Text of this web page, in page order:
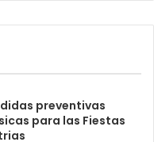
preventivas
para las Fiestas